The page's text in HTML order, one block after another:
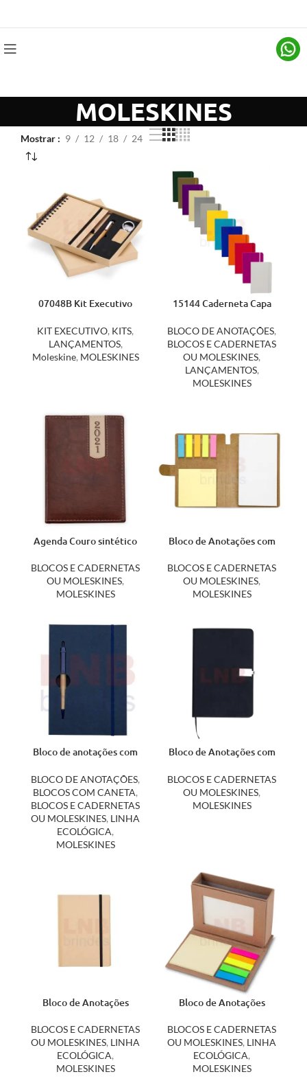
MOLESKINES
Mostrar 9 12 18 24
07048B Kit Executivo
KIT EXECUTIVO, KITS,
LANÇAMENTOS,
Moleskine, MOLESKINES
15144 Caderneta Capa
BLOCO DE ANOTAÇÕES,
BLOCOS E CADERNETAS
OU MOLESKINES,
LANÇAMENTOS,
MOLESKINES
Agenda Couro sintético
BLOCOS E CADERNETAS
OU MOLESKINES,
MOLESKINES
Bloco de Anotações com
BLOCOS E CADERNETAS
OU MOLESKINES,
MOLESKINES
Bloco de anotações com
BLOCO DE ANOTAÇÕES,
BLOCOS COM CANETA,
BLOCOS E CADERNETAS
OU MOLESKINES, LINHA
ECOLÓGICA,
MOLESKINES
Bloco de Anotações com
BLOCOS E CADERNETAS
OU MOLESKINES,
MOLESKINES
Bloco de Anotações
BLOCOS E CADERNETAS
OU MOLESKINES, LINHA
ECOLÓGICA,
MOLESKINES
Bloco de Anotações
BLOCOS E CADERNETAS
OU MOLESKINES, LINHA
ECOLÓGICA,
MOLESKINES